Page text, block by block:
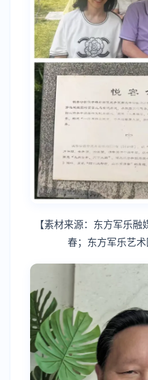
【素材来源：东方军乐
春；东方军乐艺术